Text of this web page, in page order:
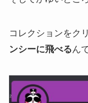
コレクションをク
ンシーに飛べるん